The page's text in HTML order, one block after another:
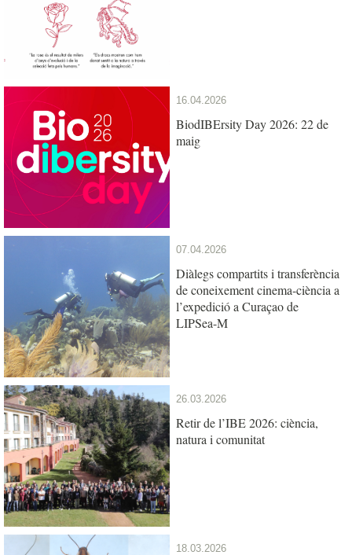
16.04.2026
BiodIBErsity Day 2026: 22 de
maig
07.04.2026
Diàlegs compartits i transferència
de coneixement cinema-ciència a
l’expedició a Curaçao de
LIPSea-M
26.03.2026
Retir de l’IBE 2026: ciència,
natura i comunitat
18.03.2026